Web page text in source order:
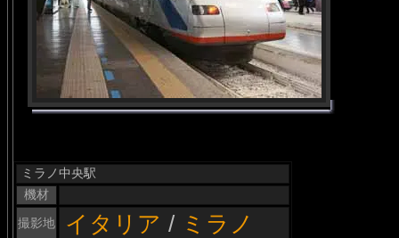
ミラノ中央駅
機材
撮影地
イタリア / ミラノ